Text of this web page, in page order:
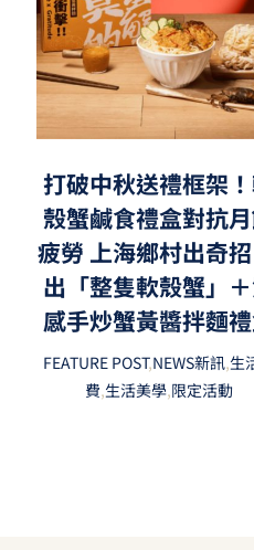
打破中秋送禮框架
殼蟹鹹食禮盒對抗
疲勞 上海鄉村出奇
出「整隻軟殼蟹」
感手炒蟹黃醬拌麵
FEATURE POST,NEWS新訊,生
費,生活美學,限定活動